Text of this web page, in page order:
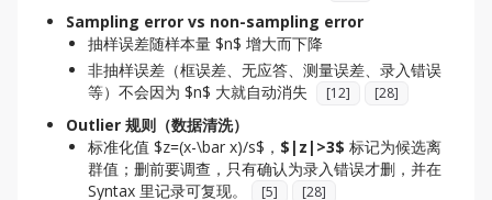
Sampling error vs non-sampling error
抽样误差随样本量 $n$ 增大而下降
非抽样误差（框误差、无应答、测量误差、录入错误
等）不会因为 $n$ 大就自动消失
[12] [28]
Outlier 规则（数据清洗）
标准化值 $z=(x-\bar x)/s$， $|z|>3$ 标记为候选离
群值；删前要调查，只有确认为录入错误才删，并在
Syntax 里记录可复现。
[5] [28]